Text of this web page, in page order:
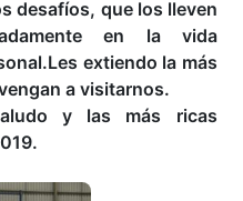
desafíos, que los lleven
en la vida
extiendo la más
a visitarnos.
y las más ricas